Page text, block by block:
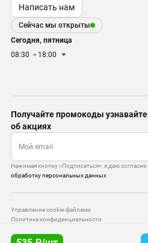
Написать нам
Сейчас мы открыты
Сегодня, пятница
08:30
18:00
Получайте промокоды узнавайте
об акциях
Нажимая кнопку «Подписаться», я даю
обработку персональных данных
Управление cookie-файлами
Политика конфиденциальности